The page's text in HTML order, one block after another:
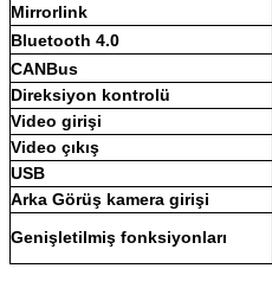
Mirrorlink
Bluetooth 4.0
CANBus
Direksiyon kontrolü
Video girişi
Video çıkış
USB
Arka Görüş kamera girişi
Genişletilmiş fonksiyonları